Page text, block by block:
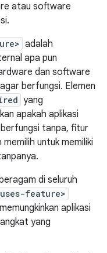
atau software
adalah
apa pun
dan software
berfungsi. Elemen
yang
apakah aplikasi
tanpa, fitur
untuk memiliki
di seluruh
feature>
aplikasi
yang